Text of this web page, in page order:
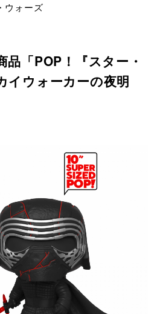
ウォーズ
品「POP！『スター・
イウォーカーの夜明